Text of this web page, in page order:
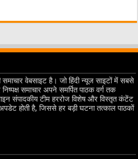
वेबसाइट है। जो हिंदी न्यूज साइटों में सबसे
समाचार अपने समर्पित पाठक वर्ग तक
संपादकीय टीम हररोज विशेष और विस्तृत कंटेंट
होती है, जिससे हर बड़ी घटना तत्काल पाठकों